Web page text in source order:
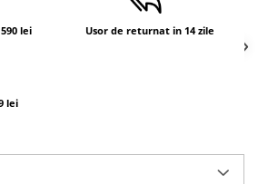
lei Usor de returnat in 14 zile
lei